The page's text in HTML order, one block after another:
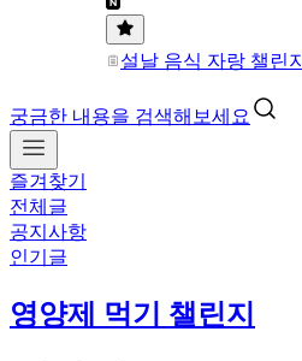
설날 음식 자랑 챌린지
궁금한 내용을 검색해보세요
즐겨찾기
전체글
공지사항
인기글
영양제 먹기 챌린지